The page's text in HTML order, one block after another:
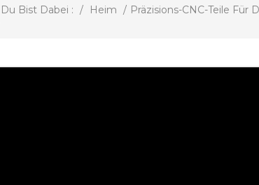
Du Bist Dabei : / Heim / Präzisions-CNC-Teile Für